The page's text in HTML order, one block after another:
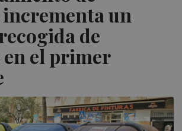
un
de
el primer